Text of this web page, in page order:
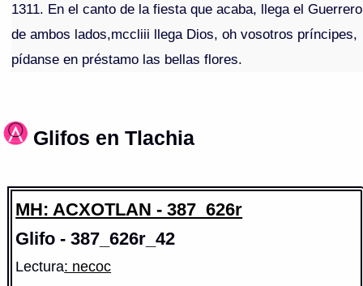
1311. En el canto de la fiesta que acaba, llega el Guerrero
de ambos lados,mccliii llega Dios, oh vosotros príncipes,
pídanse en préstamo las bellas flores.
Glifos en Tlachia
MH: ACXOTLAN - 387_626r
Glifo - 387_626r_42
Lectura: necoc